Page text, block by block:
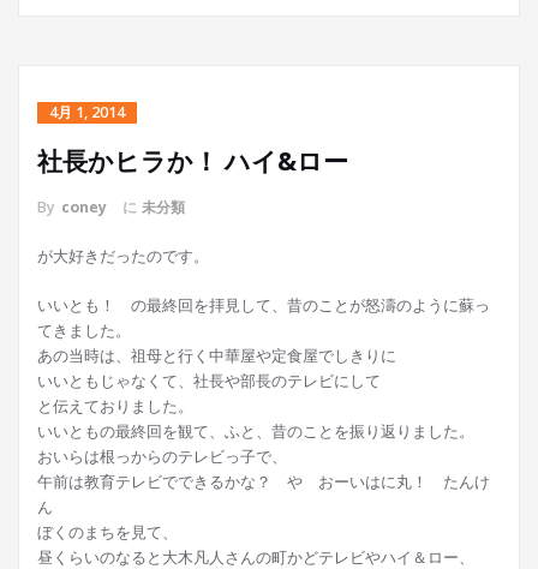
4月 1, 2014
社長かヒラか！ ハイ&ロー
By coney に 未分類
が大好きだったのです。
いいとも！ の最終回を拝見して、昔のことが怒濤のように蘇っ
てきました。
あの当時は、祖母と行く中華屋や定食屋でしきりに
いいともじゃなくて、社長や部長のテレビにして
と伝えておりました。
いいともの最終回を観て、ふと、昔のことを振り返りました。
おいらは根っからのテレビっ子で、
午前は教育テレビでできるかな？ や おーいはに丸！ たんけ
ん
ぼくのまちを見て、
昼くらいのなると大木凡人さんの町かどテレビやハイ＆ロー、